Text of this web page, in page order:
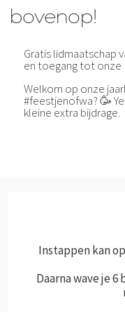
bovenop!
Gratis lidmaatschap
en toegang tot onze
Welkom op onze
#feestjenofwa? 🥳
kleine extra bijdrage.
Instappen kan
Daarna wave je